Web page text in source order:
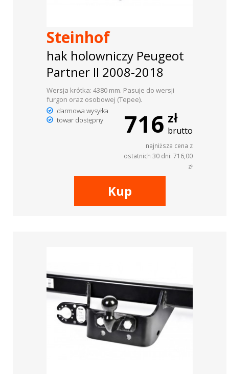
Steinhof
hak holowniczy Peugeot
Partner II 2008-2018
Wersja krótka: 4380 mm. Pasuje do wersji
furgon oraz osobowej (Tepee).
darmowa wysyłka
towar dostępny
716 zł
brutto
najniższa cena z
ostatnich 30 dni: 716,00
zł
Kup